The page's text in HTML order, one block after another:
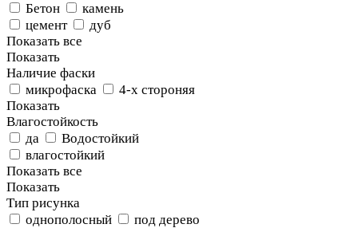
Бетон
камень
цемент
дуб
Показать все
Показать
Наличие фаски
микрофаска
4-х стороняя
Показать
Влагостойкость
да
Водостойкий
влагостойкий
Показать все
Показать
Тип рисунка
однополосный
под дерево